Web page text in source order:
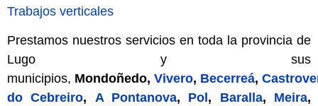
Trabajos verticales
Prestamos nuestros servicios en toda la provincia de
Lugo y sus
municipios, Mondoñedo, Vivero, Becerreá,
do Cebreiro, A Pontanova, Pol , Baralla, Meira,